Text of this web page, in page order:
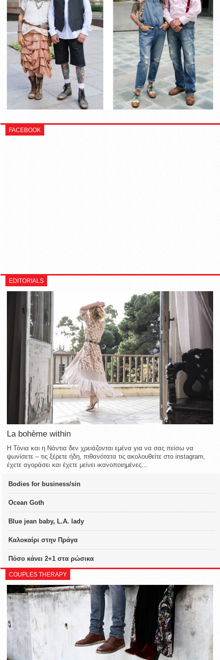
FACEBOOK
EDITORIALS
La bohème within
Η Τόνια και η Νάντια δεν χρειάζονται εμένα για να σας πείσω να
ψωνίσετε – τις ξέρετε ήδη, πιθανότατα τις ακολουθείτε στο instagram,
έχετε αγοράσει και έχετε μείνει ικανοποιημένες...
Bodies for business/sin
Ocean Goth
Blue jean baby, L.A. lady
Καλοκαίρι στην Πράγα
Πόσο κάνει 2+1 στα ρώσικα
COUPLES THERAPY